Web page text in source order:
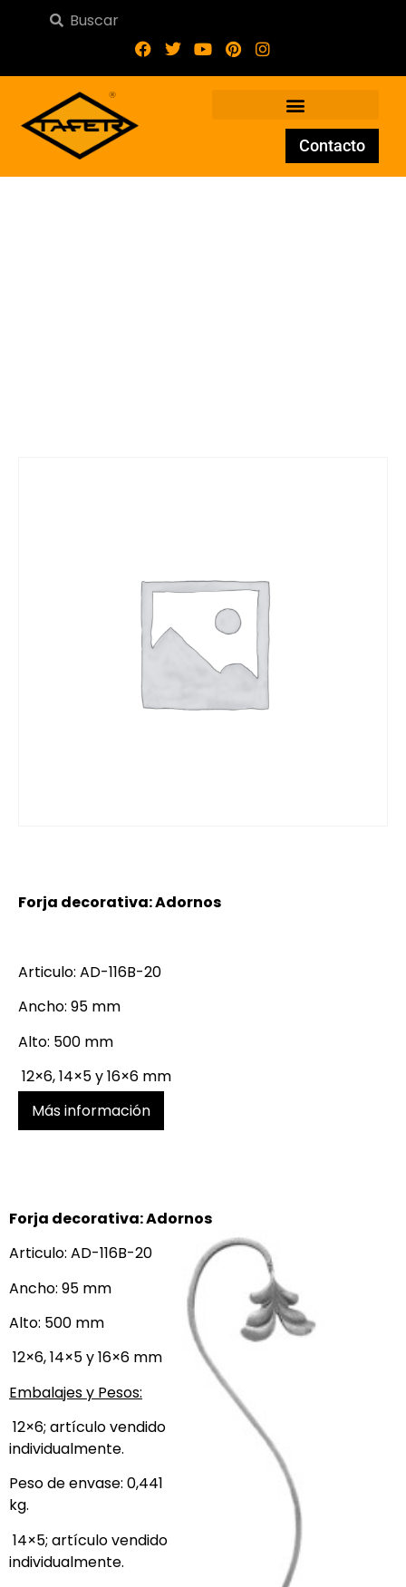
Contacto
Forja decorativa: Adornos
Articulo: AD-116B-20
Ancho: 95 mm
Alto: 500 mm
12×6, 14×5 y 16×6 mm
Más información
Forja decorativa: Adornos
Articulo: AD-116B-20
Ancho: 95 mm
Alto: 500 mm
12×6, 14×5 y 16×6 mm
Embalajes y Pesos:
12×6; artículo vendido
individualmente.
Peso de envase: 0,441
kg.
14×5; artículo vendido
individualmente.